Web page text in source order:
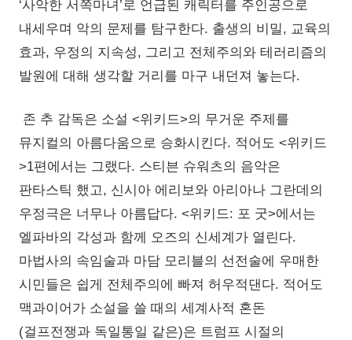
‘사악한 서쪽마녀’로 언급된 캐릭터를 주인공으로
내세우며 악의 문제를 탐구한다. 출생의 비밀, 교육의
효과, 우정의 지속성, 그리고 전체주의와 테러리즘의
발원에 대해 생각할 거리를 마구 내던져 놓는다.
존 추 감독은 소설 <위키드>의 무거운 주제를
뮤지컬의 아름다움으로 승화시킨다. 적어도 <위키드
>1편에서는 그랬다. 스티븐 슈워츠의 음악은
판타스틱 했고, 신시아 에리보와 아리아나 그란데의
우정극은 너무나 아름답다. <위키드: 포 굿>에서는
엘파바의 각성과 함께 오즈의 신세계가 열린다.
마법사의 속임술과 마담 모리블의 선전술에 우매한
시민들은 쉽게 전체주의에 빠져 허우적댄다. 적어도
맥과이어가 소설을 쓸 때의 세계사적 혼돈
(걸프전쟁과 독일통일 같은)은 트럼프 시절의